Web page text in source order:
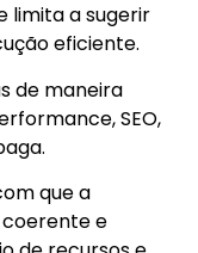
limita a sugerir
eficiente.
de maneira
SEO,
que a
e